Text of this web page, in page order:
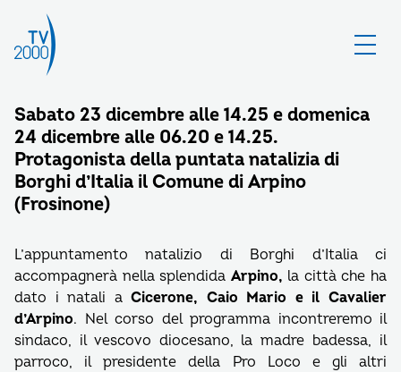
Sabato 23 dicembre alle 14.25 e domenica
24 dicembre alle 06.20 e 14.25.
Protagonista della puntata natalizia di
Borghi d’Italia il Comune di Arpino
(Frosinone)
L’appuntamento natalizio di Borghi d’Italia ci
accompagnerà nella splendida Arpino, la città che ha
dato i natali aCicerone, Caio Mario e il Cavalier
d’Arpino. Nel corso del programma incontreremo il
sindaco, il vescovo diocesano, la madre badessa, il
parroco, il presidente della Pro Loco e gli altri